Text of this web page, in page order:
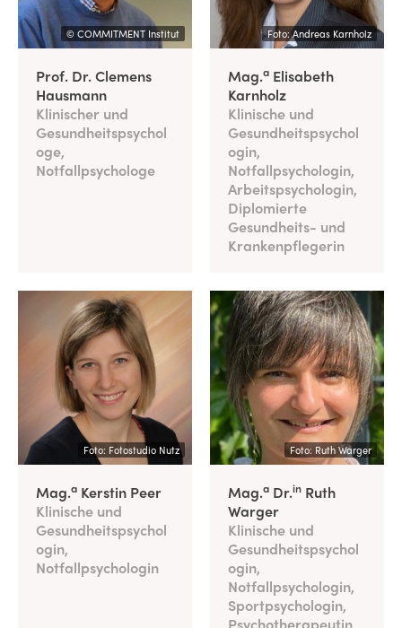
© COMMITMENT Institut
Prof. Dr. Clemens
Hausmann
Klinischer und
Gesundheitspsychol
oge,
Notfallpsychologe
Foto: Andreas Karnholz
Mag.a Elisabeth
Karnholz
Klinische und
Gesundheitspsychol
ogin,
Notfallpsychologin,
Arbeitspsychologin,
Diplomierte
Gesundheits- und
Krankenpflegerin
Foto: Fotostudio Nutz
Mag.a Kerstin Peer
Klinische und
Gesundheitspsychol
ogin,
Notfallpsychologin
Foto: Ruth Warger
Mag.a Dr.in Ruth
Warger
Klinische und
Gesundheitspsychol
ogin,
Notfallpsychologin,
Sportpsychologin,
Psychotherapeutin